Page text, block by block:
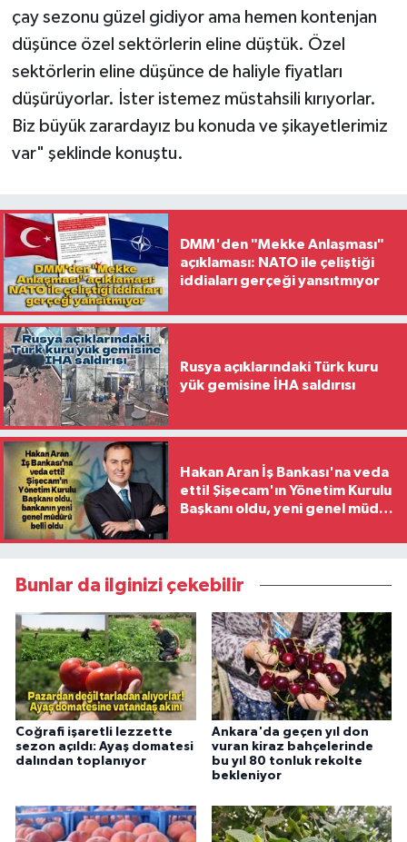
çay sezonu güzel gidiyor ama hemen kontenjan
düşünce özel sektörlerin eline düştük. Özel
sektörlerin eline düşünce de haliyle fiyatları
düşürüyorlar. İster istemez müstahsili kırıyorlar.
Biz büyük zarardayız bu konuda ve şikayetlerimiz
var" şeklinde konuştu.
DMM'den "Mekke Anlaşması"
açıklaması: NATO ile çeliştiği
iddiaları gerçeği yansıtmıyor
Rusya açıklarındaki Türk kuru
yük gemisine İHA saldırısı
Hakan Aran İş Bankası'na veda
etti! Şişecam'ın Yönetim Kurulu
Başkanı oldu, yeni genel müdür
Bunlar da ilginizi çekebilir
Coğrafi işaretli lezzette
sezon açıldı: Ayaş domatesi
dalından toplanıyor
Ankara'da geçen yıl don
vuran kiraz bahçelerinde
bu yıl 80 tonluk rekolte
bekleniyor